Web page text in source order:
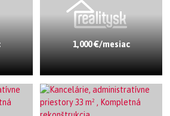
1,000 €/mesiac